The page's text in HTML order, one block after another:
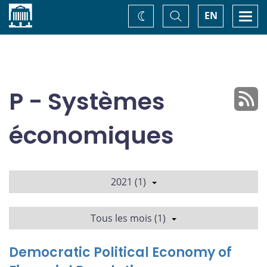
Accueil EN
Basculer
la
recherche
Changez
de
P - Systèmes
économiques
2021 (1)
Tous les mois (1)
Democratic Political Economy of